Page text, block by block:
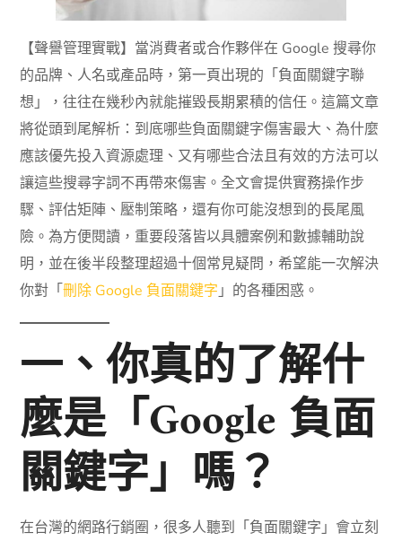
【聲譽管理實戰】當消費者或合作夥伴在 Google 搜尋你
的品牌、人名或產品時，第一頁出現的「負面關鍵字聯
想」，往往在幾秒內就能摧毀長期累積的信任。這篇文章
將從頭到尾解析：到底哪些負面關鍵字傷害最大、為什麼
應該優先投入資源處理、又有哪些合法且有效的方法可以
讓這些搜尋字詞不再帶來傷害。全文會提供實務操作步
驟、評估矩陣、壓制策略，還有你可能沒想到的長尾風
險。為方便閱讀，重要段落皆以具體案例和數據輔助說
明，並在後半段整理超過十個常見疑問，希望能一次解決
你對「刪除 Google 負面關鍵字 」的各種困惑。
一、你真的了解什
麼是「Google 負面
關鍵字」嗎？
在台灣的網路行銷圈，很多人聽到「負面關鍵字」會立刻